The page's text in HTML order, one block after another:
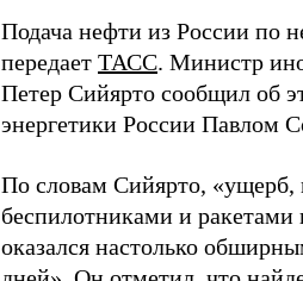
Подача нефти из России по
передает ТАСС. Министр
Петер Сийярто сообщил об
энергетики России Павлом
По словам Сийярто, «ущерб,
беспилотниками и ракетами
оказался настолько